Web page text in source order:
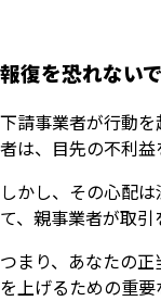
報復を恐れないで
下請事業者が行動
者は、目先の不利
しかし、その心配
て、親事業者が取
つまり、あなたの
を上げるための重要